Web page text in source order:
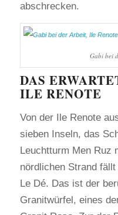
abschrecken.
Gabi bei
DAS
ILE RENOTE
Von der Ile Renote
sieben Inseln, das
Leuchtturm Men Ruz
nördlichen Strand
Le Dé. Das ist der
Granitwürfel, eines